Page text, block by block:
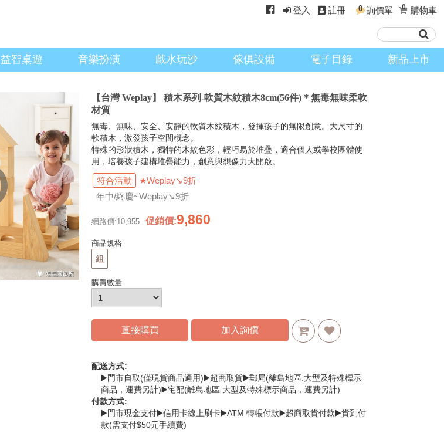
登入 註冊 0 詢價單 0 購物車
益智桌遊 音樂扮演 戲水玩沙 傢俱設備 電子目錄 新品上市
【台灣 Weplay】 積木系列-軟質木紋積木8cm(56件)＊無毒無味柔軟
材質
無毒、無味、安全、安靜的軟質木紋積木，發揮孩子的無限創意。大尺寸的
軟積木，激發孩子空間概念。
特殊的形狀積木，獨特的木紋色彩，輕巧易於堆疊，適合個人或學校團體使
用，培養孩子建構堆疊能力，創意與想像力大開啟。
符合活動
★Weplay↘9折
年中/終慶~Weplay↘9折
網路價:10,955 促銷價:9,860
商品規格
組
購買數量
直接購買 加入詢價
配送方式:
▶️門市自取(僅現貨商品適用)▶️超商取貨▶️郵局(離島地區.大型及特殊標示
商品，運費另計)▶️宅配(離島地區.大型及特殊標示商品，運費另計)
付款方式:
▶️門市現金支付▶️信用卡線上刷卡▶️ATM 轉帳付款▶️超商取貨付款▶️貨到付
款(需支付$50元手續費)